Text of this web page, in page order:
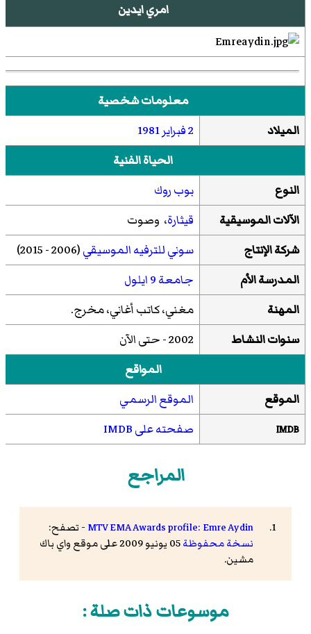
امري ايدين
معلومات شخصية
الميلاد
2 فبراير
1981
الحياة الفنية
النوع
بوب روك
الآلات الموسيقية
قيثارة، وصوت
شركة الإنتاج
سوني للترفيه الموسيقي(2006 - 2015)
المدرسة الأم
جامعة 9 ايلول
المهنة
مغني، كاتب أغاني، مخرج.
سنوات النشاط
2002 - حتى الآن
المواقع
الموقع
الموقع الرسمي
IMDB صفحته على IMDB
المراجع
MTV EMA Awards profile: Emre Aydin - تصفح:
نسخة محفوظة
05 يونيو 2009 على موقع واي باك
مشين.
موسوعات ذات صلة :